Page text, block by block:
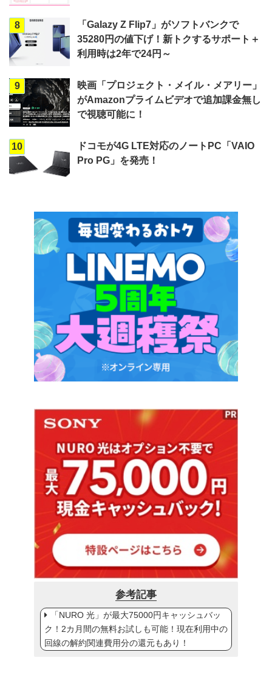
8
「Galazy Z Flip7」がソフトバンクで
35280円の値下げ！新トクするサポート＋
利用時は2年で24円～
9
映画「プロジェクト・メイル・メアリー」
がAmazonプライムビデオで追加課金無し
で視聴可能に！
10
ドコモが4G LTE対応のノートPC「VAIO
Pro PG」を発売！
参考記事
「NURO 光」が最大75000円キャッシュバッ
ク！2カ月間の無料お試しも可能！現在利用中の
回線の解約関連費用分の還元もあり！